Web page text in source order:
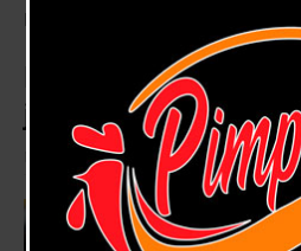
Mar
PDI detuvo a autor
joven en Viña del
5 julio, 2020 Región